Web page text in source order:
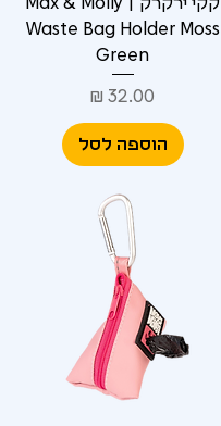
Waste Bag Holder Moss
Green
מחיר
הוספה לסל